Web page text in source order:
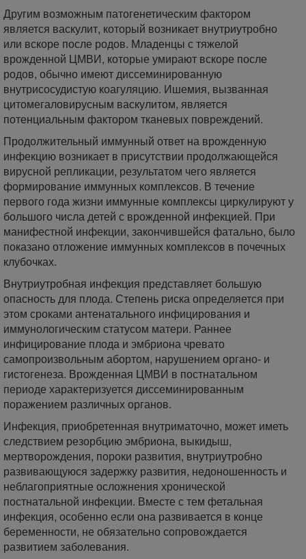
Другим возможным патогенетическим фактором
является васкулит, который возникает внутриутробно
или вскоре после родов. Младенцы с тяжелой
врожденной ЦМВИ, которые умирают вскоре после
родов, обычно имеют диссеминированную
внутрисосудистую коагуляцию. Ишемия, вызванная
цитомегаловирусным васкулитом, является
потенциальным фактором тканевых повреждений.
Продолжительный иммунный ответ на врожденную
инфекцию возникает в присутствии продолжающейся
вирусной репликации, результатом чего является
формирование иммунных комплексов. В течение
первого года жизни иммунные комплексы циркулируют у
большого числа детей с врожденной инфекцией. При
манифестной инфекции, закончившейся фатально, было
показано отложение иммунных комплексов в почечных
клубочках.
Внутриутробная инфекция представляет большую
опасность для плода. Степень риска определяется при
этом сроками антенатального инфицирования и
иммунологическим статусом матери. Раннее
инфицирование плода и эмбриона чревато
самопроизвольным абортом, нарушением органо- и
гистогенеза. Врожденная ЦМВИ в постнатальном
периоде характеризуется диссеминированным
поражением различных органов.
Инфекция, приобретенная внутриматочно, может иметь
следствием резорбцию эмбриона, выкидыш,
мертворождения, пороки развития, внутриутробно
развивающуюся задержку развития, недоношенность и
неблагоприятные осложнения хронической
постнатальной инфекции. Вместе с тем фетальная
инфекция, особенно если она развивается в конце
беременности, не обязательно сопровождается
развитием заболевания.